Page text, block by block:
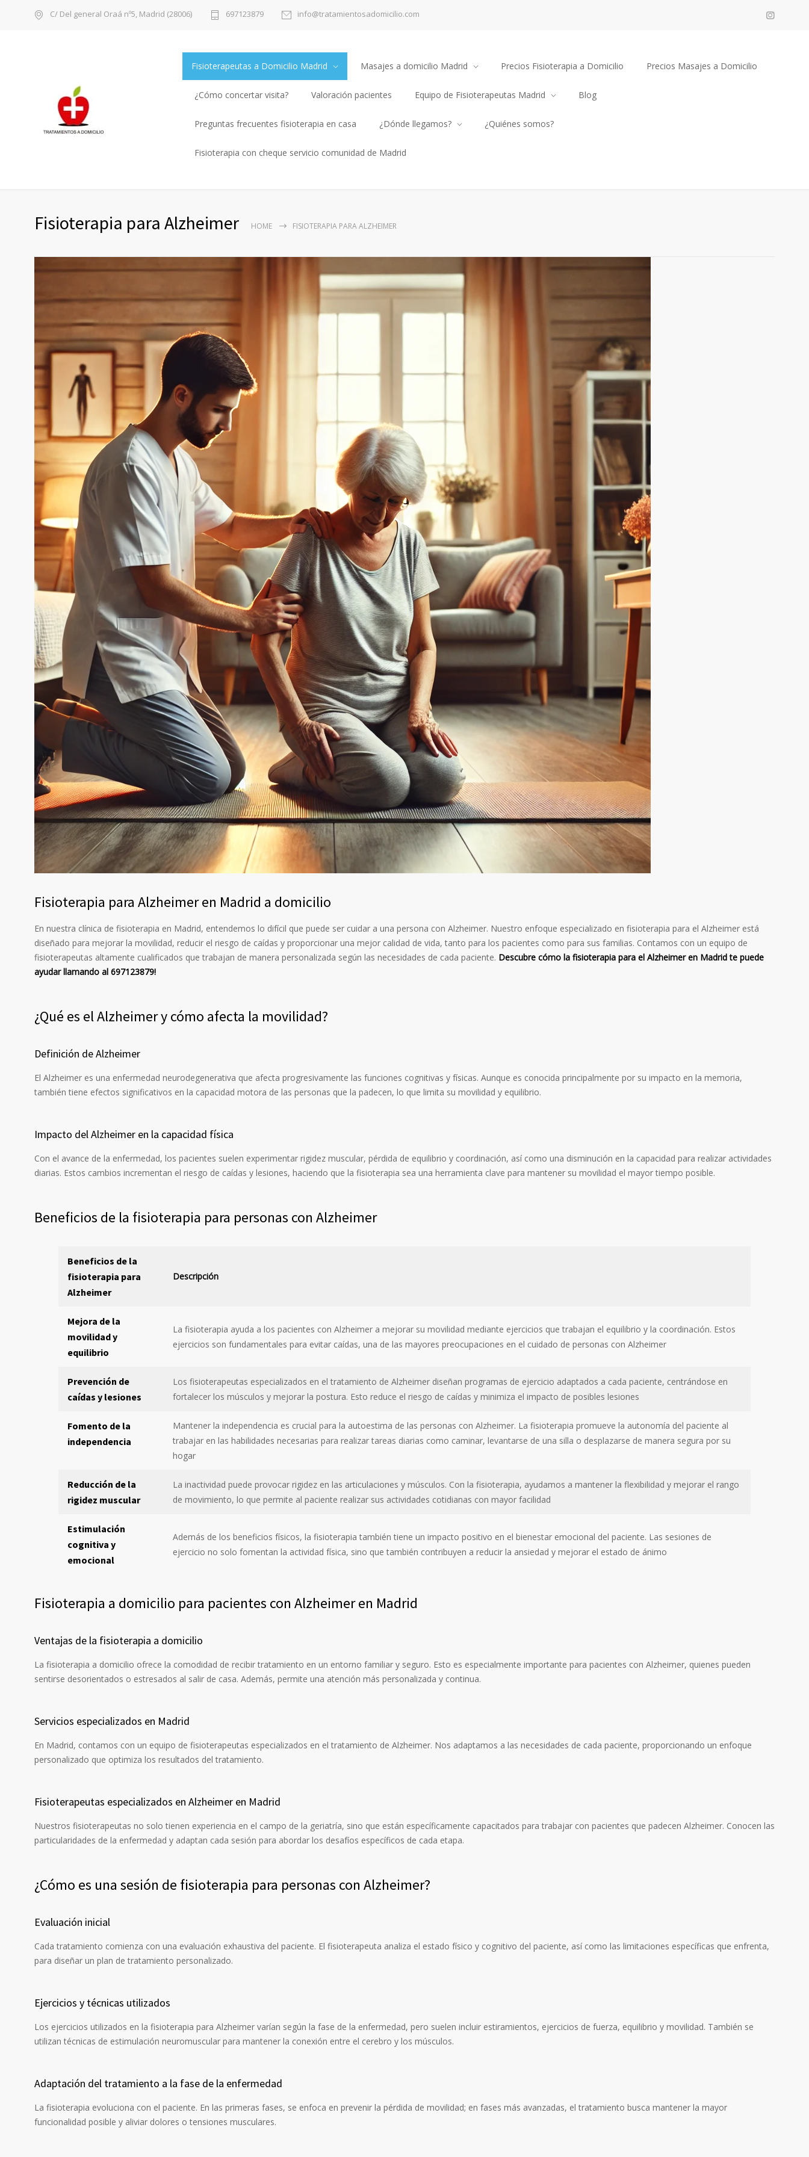
C/ Del general Oraá nº5, Madrid (28006) 697123879 info@tratamientosadomicilio.com
Fisioterapeutas a Domicilio Madrid Masajes a domicilio Madrid Precios Fisioterapia a Domicilio Precios Masajes a Domicilio
¿Cómo concertar visita? Valoración pacientes Equipo de Fisioterapeutas Madrid Blog
Preguntas frecuentes fisioterapia en casa ¿Dónde llegamos? ¿Quiénes somos?
Fisioterapia con cheque servicio comunidad de Madrid
Fisioterapia para Alzheimer HOME FISIOTERAPIA PARA ALZHEIMER
Fisioterapia para Alzheimer en Madrid a domicilio
En nuestra clínica de fisioterapia en Madrid, entendemos lo difícil que puede ser cuidar a una persona con Alzheimer. Nuestro enfoque especializado en fisioterapia para el Alzheimer está
diseñado para mejorar la movilidad, reducir el riesgo de caídas y proporcionar una mejor calidad de vida, tanto para los pacientes como para sus familias. Contamos con un equipo de
fisioterapeutas altamente cualificados que trabajan de manera personalizada según las necesidades de cada paciente. Descubre cómo la fisioterapia para el Alzheimer en Madrid te puede
ayudar llamando al 697123879!
¿Qué es el Alzheimer y cómo afecta la movilidad?
Definición de Alzheimer
El Alzheimer es una enfermedad neurodegenerativa que afecta progresivamente las funciones cognitivas y físicas. Aunque es conocida principalmente por su impacto en la memoria,
también tiene efectos significativos en la capacidad motora de las personas que la padecen, lo que limita su movilidad y equilibrio.
Impacto del Alzheimer en la capacidad física
Con el avance de la enfermedad, los pacientes suelen experimentar rigidez muscular, pérdida de equilibrio y coordinación, así como una disminución en la capacidad para realizar actividades
diarias. Estos cambios incrementan el riesgo de caídas y lesiones, haciendo que la fisioterapia sea una herramienta clave para mantener su movilidad el mayor tiempo posible.
Beneficios de la fisioterapia para personas con Alzheimer
Beneficios de la
fisioterapia para
Alzheimer
Descripción
Mejora de la
movilidad y
equilibrio
La fisioterapia ayuda a los pacientes con Alzheimer a mejorar su movilidad mediante ejercicios que trabajan el equilibrio y la coordinación. Estos
ejercicios son fundamentales para evitar caídas, una de las mayores preocupaciones en el cuidado de personas con Alzheimer
Prevención de
caídas y lesiones
Los fisioterapeutas especializados en el tratamiento de Alzheimer diseñan programas de ejercicio adaptados a cada paciente, centrándose en
fortalecer los músculos y mejorar la postura. Esto reduce el riesgo de caídas y minimiza el impacto de posibles lesiones
Fomento de la
independencia
Mantener la independencia es crucial para la autoestima de las personas con Alzheimer. La fisioterapia promueve la autonomía del paciente al
trabajar en las habilidades necesarias para realizar tareas diarias como caminar, levantarse de una silla o desplazarse de manera segura por su
hogar
Reducción de la
rigidez muscular
La inactividad puede provocar rigidez en las articulaciones y músculos. Con la fisioterapia, ayudamos a mantener la flexibilidad y mejorar el rango
de movimiento, lo que permite al paciente realizar sus actividades cotidianas con mayor facilidad
Estimulación
cognitiva y
emocional
Además de los beneficios físicos, la fisioterapia también tiene un impacto positivo en el bienestar emocional del paciente. Las sesiones de
ejercicio no solo fomentan la actividad física, sino que también contribuyen a reducir la ansiedad y mejorar el estado de ánimo
Fisioterapia a domicilio para pacientes con Alzheimer en Madrid
Ventajas de la fisioterapia a domicilio
La fisioterapia a domicilio ofrece la comodidad de recibir tratamiento en un entorno familiar y seguro. Esto es especialmente importante para pacientes con Alzheimer, quienes pueden
sentirse desorientados o estresados al salir de casa. Además, permite una atención más personalizada y continua.
Servicios especializados en Madrid
En Madrid, contamos con un equipo de fisioterapeutas especializados en el tratamiento de Alzheimer. Nos adaptamos a las necesidades de cada paciente, proporcionando un enfoque
personalizado que optimiza los resultados del tratamiento.
Fisioterapeutas especializados en Alzheimer en Madrid
Nuestros fisioterapeutas no solo tienen experiencia en el campo de la geriatría, sino que están específicamente capacitados para trabajar con pacientes que padecen Alzheimer. Conocen las
particularidades de la enfermedad y adaptan cada sesión para abordar los desafíos específicos de cada etapa.
¿Cómo es una sesión de fisioterapia para personas con Alzheimer?
Evaluación inicial
Cada tratamiento comienza con una evaluación exhaustiva del paciente. El fisioterapeuta analiza el estado físico y cognitivo del paciente, así como las limitaciones específicas que enfrenta,
para diseñar un plan de tratamiento personalizado.
Ejercicios y técnicas utilizados
Los ejercicios utilizados en la fisioterapia para Alzheimer varían según la fase de la enfermedad, pero suelen incluir estiramientos, ejercicios de fuerza, equilibrio y movilidad. También se
utilizan técnicas de estimulación neuromuscular para mantener la conexión entre el cerebro y los músculos.
Adaptación del tratamiento a la fase de la enfermedad
La fisioterapia evoluciona con el paciente. En las primeras fases, se enfoca en prevenir la pérdida de movilidad; en fases más avanzadas, el tratamiento busca mantener la mayor
funcionalidad posible y aliviar dolores o tensiones musculares.